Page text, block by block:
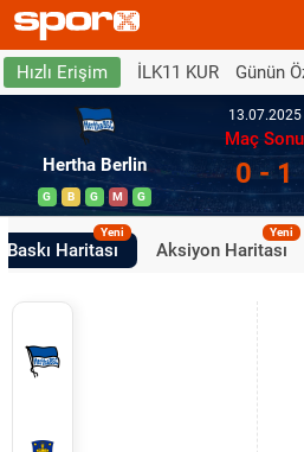
Hızlı Erişim İLK11 KUR Günün
Hertha Berlin
G B G M G
13.07.2025
Maç Sonu
0 - 1
Baskı Haritası
Yeni
Aksiyon Haritası
Yeni